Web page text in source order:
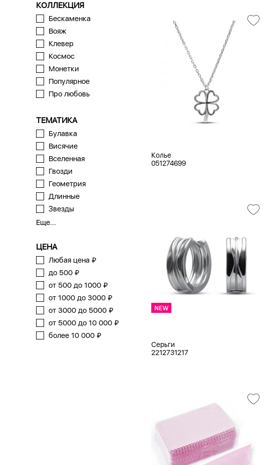
КОЛЛЕКЦИЯ
Бескаменка
Вояж
Клевер
Космос
Монетки
Популярное
Про любовь
ТЕМАТИКА
Булавка
Висячие
Вселенная
Гвозди
Геометрия
Длинные
Звезды
Еще...
ЦЕНА
Любая цена ₽
до 500 ₽
от 500 до 1000 ₽
от 1000 до 3000 ₽
от 3000 до 5000 ₽
от 5000 до 10 000 ₽
более 10 000 ₽
Колье
051274699
Серьги
2212731217